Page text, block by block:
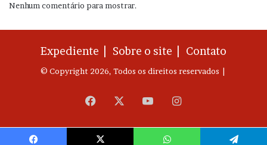
Nenhum comentário para mostrar.
Expediente | Sobre o site | Contato
© Copyright 2026, Todos os direitos reservados |
Facebook YouTubeInstagram